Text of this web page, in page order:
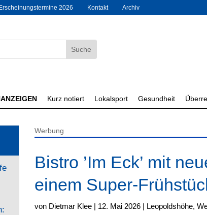
Erscheinungstermine 2026 Kontakt Archiv
Kurz notiert Lokalsport Gesundheit
Werbung
Bistro ’Im Eck’ mit
einem Super-
von Dietmar Klee | 12. Mai 2026 | Leopoldshöhe,